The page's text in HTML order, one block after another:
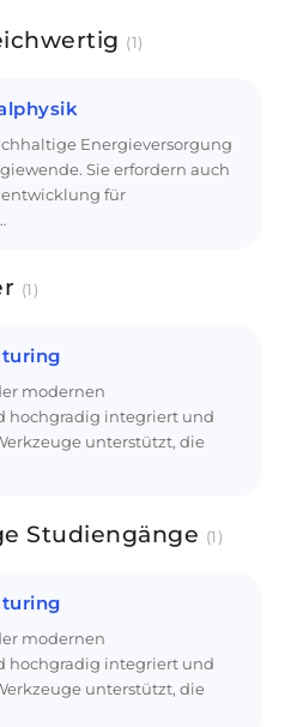
(1)
Energieversorgung
Sie erfordern auch
für
(1)
modernen
hochgradig integriert und
unterstützt, die
Studiengänge (1)
modernen
hochgradig integriert und
unterstützt, die